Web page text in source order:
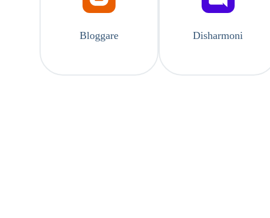
Bloggare Disharmoni